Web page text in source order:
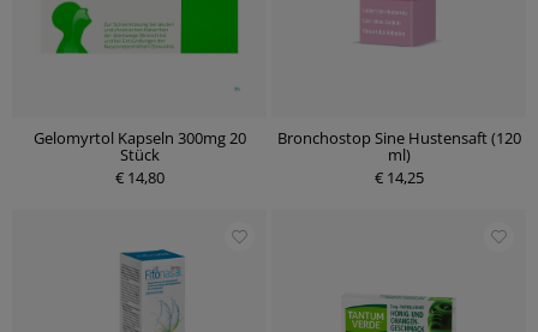
Gelomyrtol Kapseln 300mg 20
Stück
€ 14,80
Bronchostop Sine Hustensaft (120
ml)
€ 14,25